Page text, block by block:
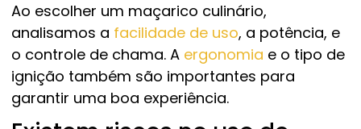
Ao escolher um maçarico culinário,
analisamos a facilidade de uso, a potência, e
o controle de chama. A ergonomia e o tipo de
ignição também são importantes para
garantir uma boa experiência.